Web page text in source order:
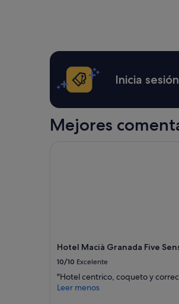
Inicia
Mejores
Hotel Macià Granada Five
10/10 Excelente
"Hotel centrico, coqueto y
Leer menos